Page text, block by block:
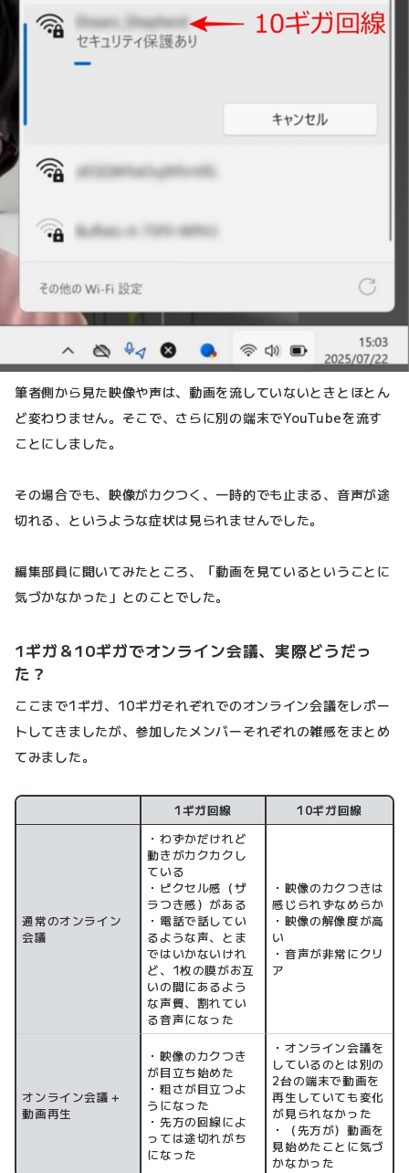
筆者側から見た映像や声は、動画を流していないときとほとん
ど変わりません。そこで、さらに別の端末でYouTubeを流す
ことにしました。
その場合でも、映像がカクつく、一時的でも止まる、音声が途
切れる、というような症状は見られませんでした。
編集部員に聞いてみたところ、「動画を見ているということに
気づかなかった」とのことでした。
1ギガ＆10ギガでオンライン会議、実際どうだっ
た？
ここまで1ギガ、10ギガそれぞれでのオンライン会議をレポー
トしてきましたが、参加したメンバーそれぞれの雑感をまとめ
てみました。
1ギガ回線 10ギガ回線
通常のオンライン
会議
・わずかだけれど
動きがカクカクし
ている
・ピクセル感（ザ
ラつき感）がある
・電話で話してい
るような声、とま
ではいかないけれ
ど、1枚の膜がお互
いの間にあるよう
な声質、割れてい
る音声になった
・映像のカクつきは
感じられずなめらか
・映像の解像度が高
い
・音声が非常にクリ
ア
オンライン会議＋
動画再生
・映像のカクつき
が目立ち始めた
・粗さが目立つよ
うになった
・先方の回線によ
っては途切れがち
になった
・オンライン会議を
しているのとは別の
2台の端末で動画を
再生していても変化
が見られなかった
・（先方が）動画を
見始めたことに気づ
かなかった